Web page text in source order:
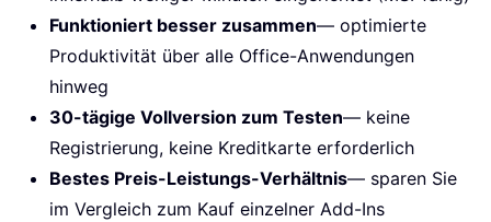
Funktioniert besser zusammen— optimierte
Produktivität über alle Office-Anwendungen
hinweg
30-tägige Vollversion zum Testen— keine
Registrierung, keine Kreditkarte erforderlich
Bestes Preis-Leistungs-Verhältnis— sparen Sie
im Vergleich zum Kauf einzelner Add-Ins